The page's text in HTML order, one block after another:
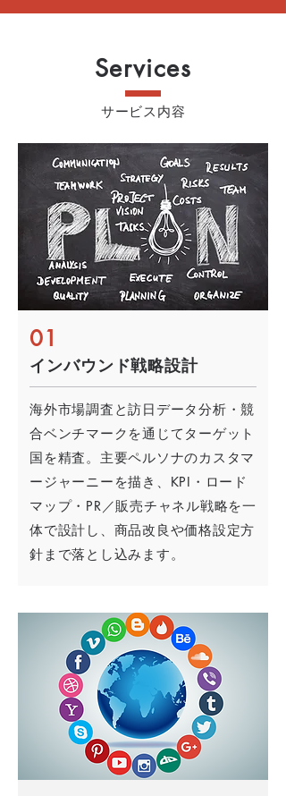
Services
サービス内容
01
インバウンド戦略設計
海外市場調査と訪日データ分析・競
合ベンチマークを通じてターゲット
国を精査。主要ペルソナのカスタマ
ージャーニーを描き、KPI・ロード
マップ・PR／販売チャネル戦略を一
体で設計し、商品改良や価格設定方
針まで落とし込みます。